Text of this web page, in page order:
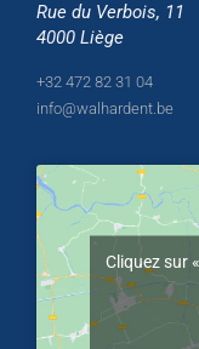
Rue du Verbois, 11
4000 Liège
+32 472 82 31 04
info@walhardent.be
Cliquez sur